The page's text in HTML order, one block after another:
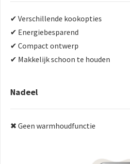
✔ Verschillende kookopties
✔ Energiebesparend
✔ Compact ontwerp
✔ Makkelijk schoon te houden
Nadeel
✖ Geen warmhoudfunctie